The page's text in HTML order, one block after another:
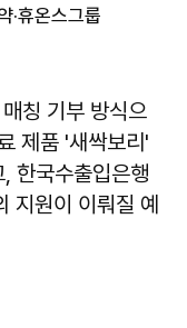
·휴온스그룹
칭 기부 방식으
제품 '새싹보리'
한국수출입은행
지원이 이뤄질 예